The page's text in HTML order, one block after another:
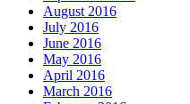
August 2016
July 2016
June 2016
May 2016
April 2016
March 2016